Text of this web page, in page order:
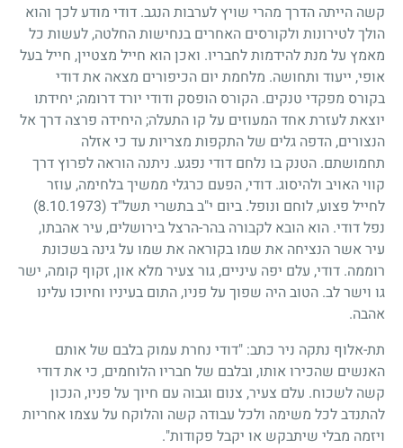
קשה הייתה הדרך מהרי שויץ לערבות הנגב. דודי מודע לכך והוא
הולך לטירונות ולקורסים האחרים בנחישות החלטה, לעשות כל
מאמץ על מנת להידמות לחבריו. ואכן הוא חייל מצטיין, חייל בעל
אופי, ייעוד ותחושה. מלחמת יום הכיפורים מצאה את דודי
בקורס מפקדי טנקים. הקורס הופסק ודודי יורד דרומה; יחידתו
יוצאת לעזרת אחד המעוזים על קו התעלה; היחידה פרצה דרך אל
הנצורים, הדפה גלים של התקפות מצריות עד כי אזלה
תחמושתם. הטנק בו נלחם דודי נפגע. ניתנה הוראה לפרוץ דרך
קווי האויב ולהיסוג. דודי, הפעם כרגלי ממשיך בלחימה, עוזר
לחייל פצוע, לוחם ונופל. ביום י"ב בתשרי תשל"ד (8.10.1973)
נפל דודי. הוא הובא לקבורה בהר-הרצל בירושלים, עיר אהבתו,
עיר אשר הנציחה את שמו בקוראה את שמו על גינה בשכונת
רוממה. דודי, עלם יפה עיניים, גור צעיר מלא און, זקוף קומה, ישר
גו וישר לב. הטוב היה שפוך על פניו, התום בעיניו וחיוכו עלינו
אהבה.
תת-אלוף נתקה ניר כתב: "דודי נחרת עמוק בלבם של אותם
האנשים שהכירו אותו, ובלבם של חבריו הלוחמים, כי את דודי
קשה לשכוח. עלם צעיר, צנום וגבוה עם חיוך על פניו, הנכון
להתנדב לכל משימה ולכל עבודה קשה והלוקח על עצמו אחריות
ויזמה מבלי שיתבקש או יקבל פקודות".